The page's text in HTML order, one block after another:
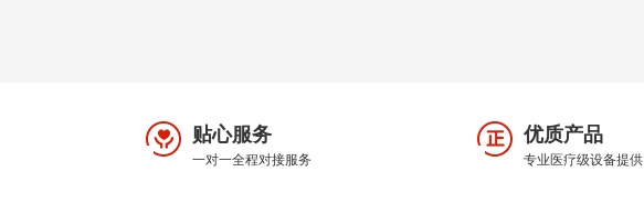
贴心服务
一对一全程对接服务
优质产品
专业医疗级设备提供